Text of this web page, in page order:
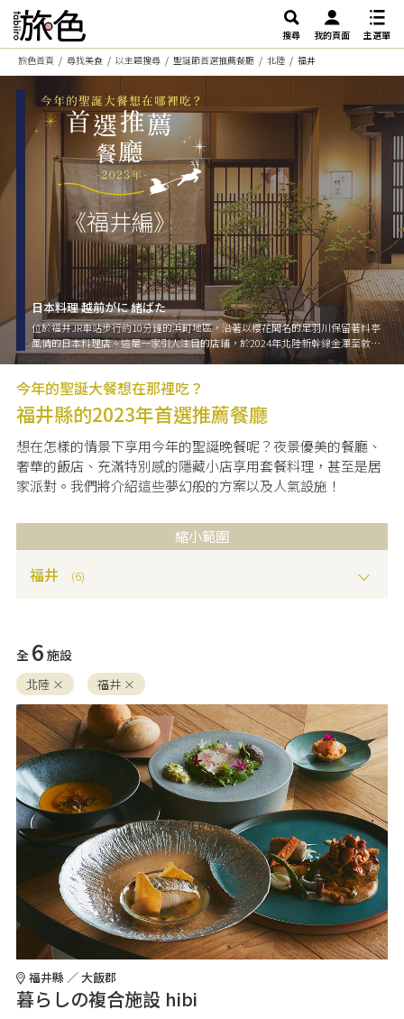
搜尋 我的頁面
主選單
旅色首頁
尋找美食 以主題搜尋 聖誕節首選推薦餐廳 北陸 福井
《福井編》
日本料理 越前がに 緒ばた
位於福井JR車站步行約10分鐘的浜町地區，沿著以櫻花聞名的足羽川保留著料亭
風情的日本料理店。這是一家引人注目的店鋪，於2024年北陸新幹線金澤至敦賀
間開業，提供了冬季味道的「越前蟹」以及獨具越前地區特色的豐富海鮮和季節
煮土鍋炊煮的福井縣特產「越光」等美食，使人一定能在福井之旅中留下美好回
憶。
今年的聖誕大餐想在那裡吃？
福井縣的2023年首選推薦餐廳
想在怎樣的情景下享用今年的聖誕晚餐呢？夜景優美的餐廳、
奢華的飯店、充滿特別感的隱藏小店享用套餐料理，甚至是居
家派對。我們將介紹這些夢幻般的方案以及人氣設施！
縮小範圍
福井 (6)
全 6 施設
北陸 × 福井 ×
福井縣 ／ 大飯郡
暮らしの複合施設 hibi